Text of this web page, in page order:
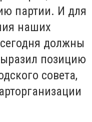
партии. И для
наших
должны
позицию
совета,